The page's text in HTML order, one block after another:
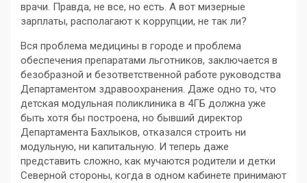
врачи. Правда, не все, но есть. А вот мизерные
зарплаты, располагают к коррупции, не так ли?
Вся проблема медицины в городе и проблема
обеспечения препаратами льготников, заключается в
безобразной и безответственной работе руководства
Департаментом здравоохранения. Даже одно то, что
детская модульная поликлиника в 4ГБ должна уже
быть хотя бы построена, но бывший директор
Департамента Бахлыков, отказался строить ни
модульную, ни капитальную. И теперь даже
представить сложно, как мучаются родители и детки
Северной стороны, когда в одном кабинете принимают